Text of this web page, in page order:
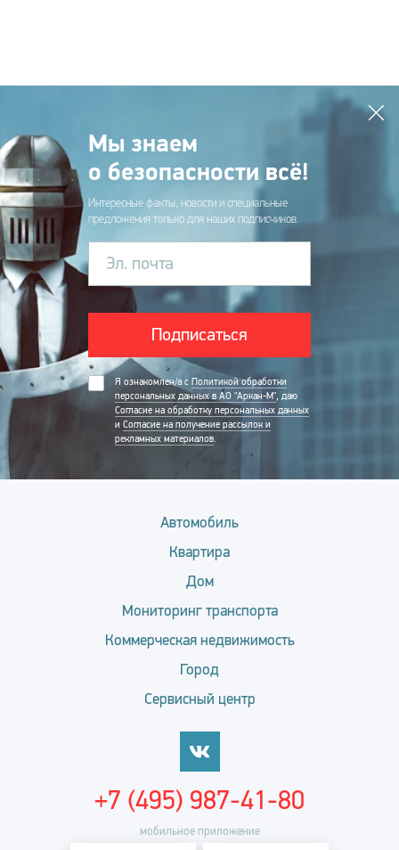
Мы знаем
о безопасности всё!
Интересные факты, новости и специальные
предложения только для наших подписчиков.
Эл. почта
Подписаться
Я ознакомлен/а с Политикой обработки
персональных данных в АО "Аркан-М", даю
Согласие на обработку персональных данных
и Согласие на получение рассылок и
рекламных материалов.
Автомобиль
Квартира
Дом
Мониторинг транспорта
Коммерческая недвижимость
Город
Сервисный центр
мобильное приложение
+7 (495) 987-41-80